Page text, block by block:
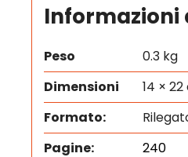
Informazioni
Peso
0.3 kg
Dimensioni
14 ×
Formato:
Pagine:
240